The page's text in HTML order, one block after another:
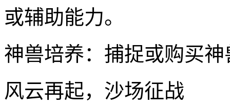
或辅助能力。
神兽培养：捕捉或购买
风云再起，沙场征战